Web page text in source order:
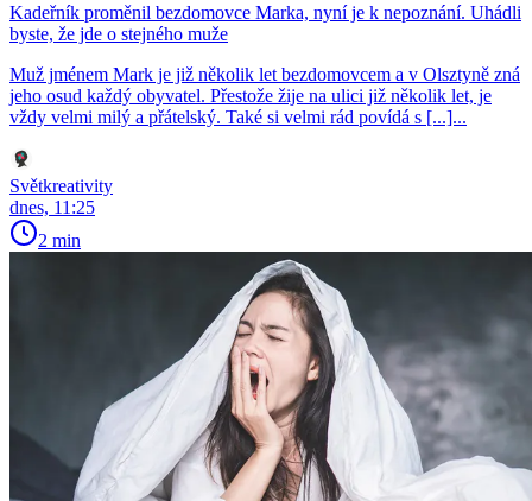
Kadeřník proměnil bezdomovce Marka, nyní je k nepoznání. Uhádli
byste, že jde o stejného muže
Muž jménem Mark je již několik let bezdomovcem a v Olsztyně zná
jeho osud každý obyvatel. Přestože žije na ulici již několik let, je
vždy velmi milý a přátelský. Také si velmi rád povídá s [...]...
Světkreativity
dnes, 11:25
2 min